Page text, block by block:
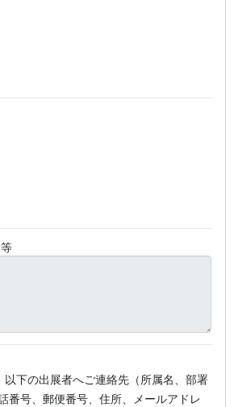
下の出展者へご連絡先（所属名、部署
番号、郵便番号、住所、メールアドレ